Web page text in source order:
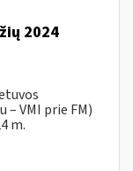
2024
VMI prie FM)
m.